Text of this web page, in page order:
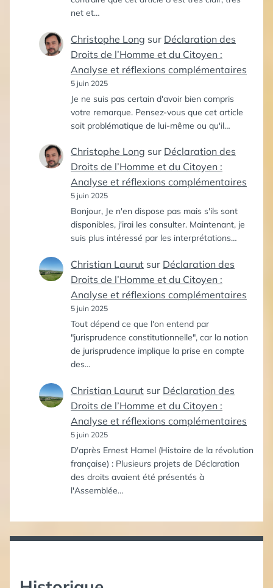
net et…
Christophe Long sur Déclaration des
Droits de l’Homme et du Citoyen :
Analyse et réflexions complémentaires
5 juin 2025
Je ne suis pas certain d'avoir bien compris
votre remarque. Pensez-vous que cet article
soit problématique de lui-même ou qu'il…
Christophe Long sur Déclaration des
Droits de l’Homme et du Citoyen :
Analyse et réflexions complémentaires
5 juin 2025
Bonjour, Je n'en dispose pas mais s'ils sont
disponibles, j'irai les consulter. Maintenant, je
suis plus intéressé par les interprétations…
Christian Laurut sur Déclaration des
Droits de l’Homme et du Citoyen :
Analyse et réflexions complémentaires
5 juin 2025
Tout dépend ce que l'on entend par
"jurisprudence constitutionnelle", car la notion
de jurisprudence implique la prise en compte
des…
Christian Laurut sur Déclaration des
Droits de l’Homme et du Citoyen :
Analyse et réflexions complémentaires
5 juin 2025
D'après Ernest Hamel (Histoire de la révolution
française) : Plusieurs projets de Déclaration
des droits avaient été présentés à
l'Assemblée…